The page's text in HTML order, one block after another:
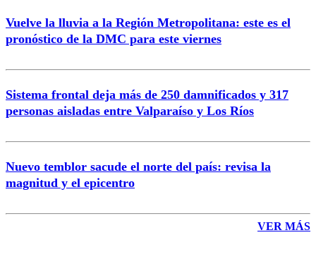
Enviar comentario
Vuelve la lluvia a la Región Metropolitana: este es el
pronóstico de la DMC para este viernes
Sistema frontal deja más de 250 damnificados y 317
personas aisladas entre Valparaíso y Los Ríos
Nuevo temblor sacude el norte del país: revisa la
magnitud y el epicentro
VER MÁS